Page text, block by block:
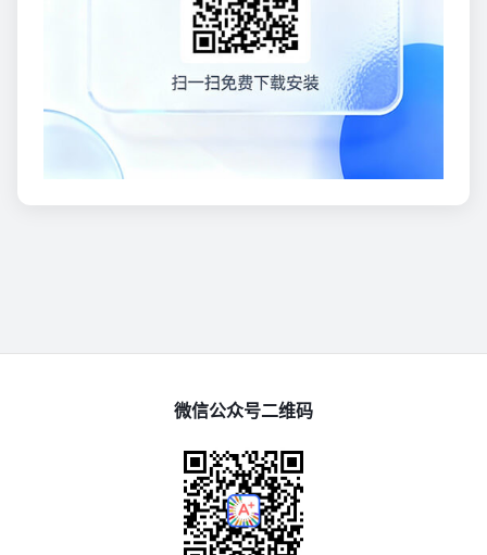
微信公众号二维码